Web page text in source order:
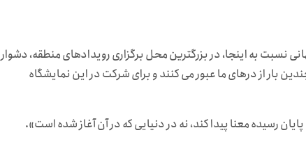
نسبت به اینجا، در بزرگترین محل برگزاری رویدادهای منطقه، دشوار
بار از درهای ما عبور می کنند و برای شرکت در این نمایشگاه
رسیده معنا پیدا کند، نه در دنیایی که در آن آغاز شده است».